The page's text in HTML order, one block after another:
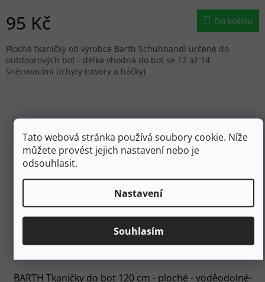
Tato webová stránka používá soubory cookie. Níže
můžete provést jejich nastavení nebo je
odsouhlasit.
Nastavení
Souhlasím
95 Kč Do košíku
Ploché tkaničky od výrobce Barth Schuhbandl určené do
outdoorových bot - délka vhodná do bot se 12 až 14
šněrovacími úchyty (otvory a háčky)
BARTH Tkaničky do bot 120 cm - ploché - voděodolné-